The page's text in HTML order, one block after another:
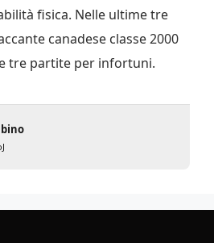
fisica. Nelle ultime tre
canadese classe 2000
tre partite per infortuni.